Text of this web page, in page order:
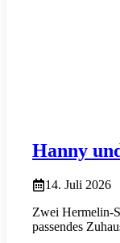
Hanny
14. Juli 2026
Zwei Hermelin-
passendes